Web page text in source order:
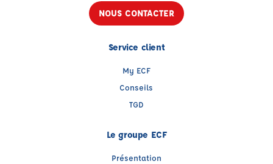
NOUS CONTACTER
Service client
My ECF
Conseils
TGD
Le groupe ECF
Présentation